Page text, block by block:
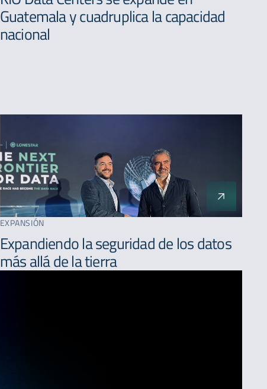
Guatemala y cuadruplica la capacidad
nacional
EXPANSIÓN
Expandiendo la seguridad de los datos
más allá de la tierra